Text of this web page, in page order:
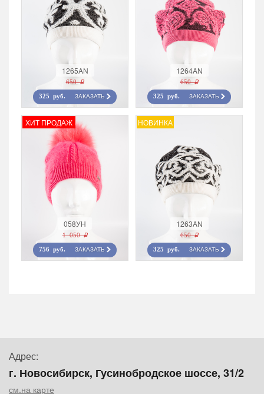
1265AN
650 r
325 руб. ЗАКАЗАТЬ
1264AN
650 r
325 руб. ЗАКАЗАТЬ
ХИТ ПРОДАЖ
058УН
1 050 r
756 руб. ЗАКАЗАТЬ
НОВИНКА
1263AN
650 r
325 руб. ЗАКАЗАТЬ
Адрес:
г. Новосибирск, Гусинобродское шоссе, 31/2
см.на карте